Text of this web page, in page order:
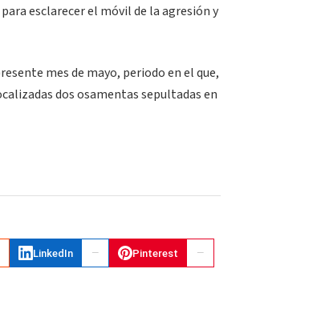
esclarecer el móvil de la agresión y
mes de mayo, periodo en el que,
dos osamentas sepultadas en
LinkedIn Pinterest